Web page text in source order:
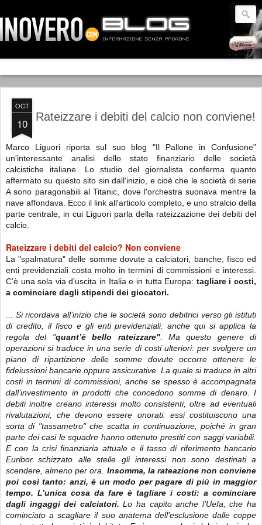
OCT
10 Rateizzare i debiti del calcio non conviene!
Marco Liguori riporta sul suo blog "Il Pallone in Confusione"
un'interessante analisi dello stato finanziario delle società
calcistiche italiane. Lo studio del giornalista conferma quanto
affermato su questo sito sin dall'inizio, e cioè che le società di serie
A sono paragonabili al Titanic, dove l'orchestra suonava mentre la
nave affondava. Ecco il link all'articolo completo, e uno stralcio della
parte centrale, in cui Liguori parla della rateizzazione dei debiti del
calcio.
Rateizzare i debiti del calcio? Non conviene
La "spalmatura" delle somme dovute a calciatori, banche, fisco ed
enti previdenziali costa molto in termini di commissioni e interessi.
C’è una sola via d’uscita in Italia e in tutta Europa: tagliare i costi,
a cominciare dagli stipendi dei giocatori.
... Si ricordava all’inizio che le società sono debitrici verso gli istituti
di credito, il fisco e gli enti previdenziali: anche qui si applica la
regola del "quant’è bello rateizzare". Ma questo genere di
operazioni si traduce in una serie di costi ulteriori: per svolgere un
piano di ripartizione delle somme dovute occorre ottenere le
fideiussioni bancarie oppure assicurative. La quale si traduce in altri
costi in termini di commissioni, anche se spesso è accompagnata
dall’investimento in prodotti che concedono somme di denaro. I
debiti inoltre creano interessi molto consistenti, oltre ad eventuali
rivalutazioni, che devono essere onorati: essi costituiscono una
sorta di "tassametro" che scatta in continuazione, poiché in gran
parte dei casi le squadre hanno ottenuto prestiti con saggi variabili.
E con la crisi finanziaria attuale e il tasso di riferimento bancario
Euribor schizzato alle stelle gli interessi non sono destinati a
scendere, almeno per ora. Insomma, la rateazione non conviene
poi così tanto: anzi, è un modo per pagare di più in maggior
tempo. L’unica cosa da fare è tagliare i costi: a cominciare
dagli ingaggi dei calciatori. Lo ha capito anche l’Uefa, che ha
cominciato a scagliare il suo anatema dell’esclusione dalle coppe